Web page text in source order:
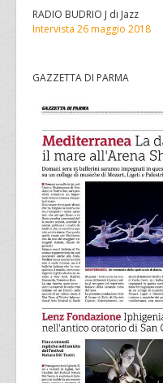
RADIO BUDRIO J di Jazz
Intervista 26 maggio 2018
GAZZETTA DI PARMA